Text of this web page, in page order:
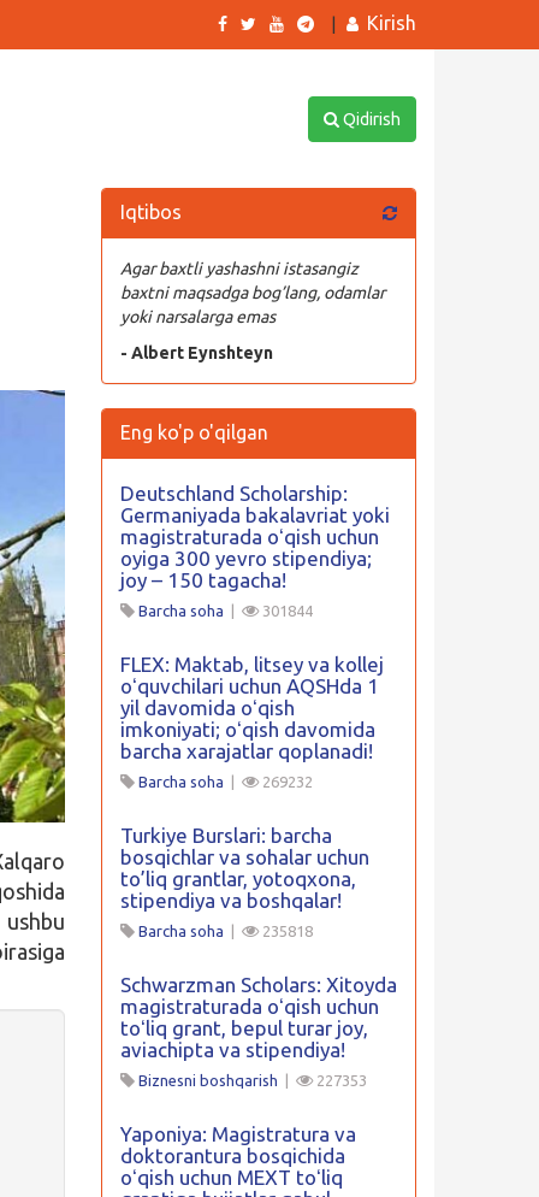
Kirish
Qidirish
Iqtibos
Agar baxtli yashashni istasangiz
baxtni maqsadga bog’lang, odamlar
yoki narsalarga emas
- Albert Eynshteyn
Eng ko'p o'qilgan
Deutschland Scholarship:
Germaniyada bakalavriat yoki
magistraturada oʻqish uchun
oyiga 300 yevro stipendiya;
joy – 150 tagacha!
Barcha soha 301844
FLEX: Maktab, litsey va kollej
oʻquvchilari uchun AQSHda 1
yil davomida oʻqish
imkoniyati; oʻqish davomida
barcha xarajatlar qoplanadi!
Barcha soha 269232
Turkiye Burslari: barcha
bosqichlar va sohalar uchun
to’liq grantlar, yotoqxona,
stipendiya va boshqalar!
Barcha soha 235818
Schwarzman Scholars: Xitoyda
magistraturada oʻqish uchun
toʻliq grant, bepul turar joy,
aviachipta va stipendiya!
Biznesni boshqarish 227353
Yaponiya: Magistratura va
doktorantura bosqichida
oʻqish uchun MEXT toʻliq